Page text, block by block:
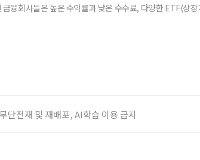
금융회사들은 높은 수익률과 낮은 수수료, 다양한 ETF(상
전재 및 재배포, AI학습 이용 금지